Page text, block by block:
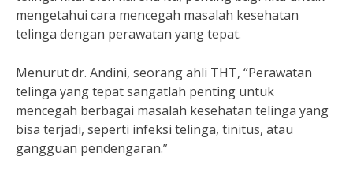
mengetahui cara mencegah masalah kesehatan
telinga dengan perawatan yang tepat.
Menurut dr. Andini, seorang ahli THT, “Perawatan
telinga yang tepat sangatlah penting untuk
mencegah berbagai masalah kesehatan telinga yang
bisa terjadi, seperti infeksi telinga, tinitus, atau
gangguan pendengaran.”